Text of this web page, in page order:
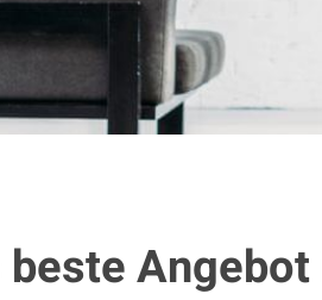
beste Angebot